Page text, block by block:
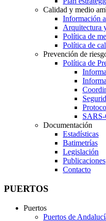
Calidad y medio
Información
Arquitectura
Política de
Política de
Prevención de
Política de
Documentación
Estadísticas
Batimetrías
Legislación
Publicaciones
Contacto
PUERTOS
Puertos
Puertos de